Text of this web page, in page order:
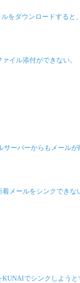
をダウンロードすると
イル添付ができない。
ーバーからもメールが
メールをシンクできな
でシンクしよう